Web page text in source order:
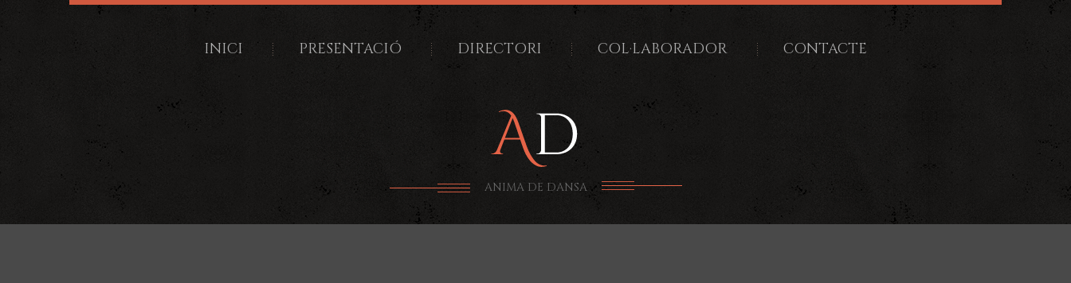
INICI PRESENTACIÓ DIRECTORI COL·LABORADOR CONTACTE
ANIMA DE DANSA